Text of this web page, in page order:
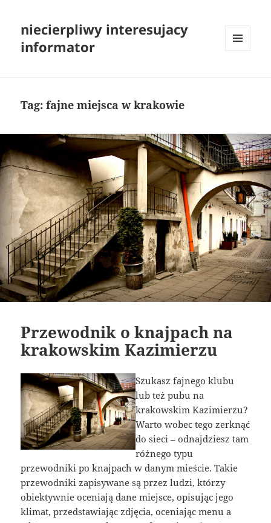
niecierpliwy interesujacy
informator
Tag:fajne miejsca w krakowie
Przewodnik o knajpach na
krakowskim Kazimierzu
Szukasz fajnego klubu
lub też pubu na
krakowskim Kazimierzu?
Warto wobec tego zerknąć
do sieci – odnajdziesz tam
różnego typu
przewodniki po knajpach w danym mieście. Takie
przewodniki zapisywane są przez ludzi, którzy
obiektywnie oceniają dane miejsce, opisując jego
klimat, przedstawiając zdjęcia, oceniając menu a